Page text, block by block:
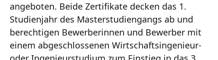
angeboten. Beide Zertifikate decken das 1.
Studienjahr des Masterstudiengangs ab und
berechtigen Bewerberinnen und Bewerber mit
einem abgeschlossenen Wirtschaftsingenieur-